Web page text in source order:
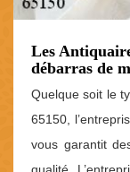
Les
débarras de
Quelque soit le
65150,
vous garantit
qualité.